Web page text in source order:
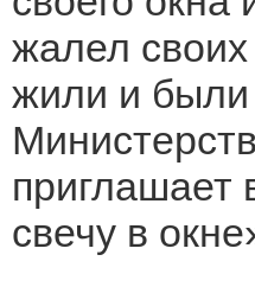
жалел своих
жили и были
приглашает
свечу в